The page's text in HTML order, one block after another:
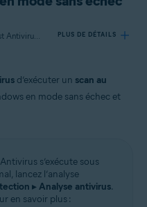
S’applique à Avast Premium Security, Avast Antivirus Gratuit PLUS DE DÉTAILS
Entreprise/Éducation
Entreprise/
(32/64 bits)
d’exécuter un scan au
en mode sans échec et
s’exécute sous
lancez l’analyse
▸ Analyse antivirus.
en savoir plus :